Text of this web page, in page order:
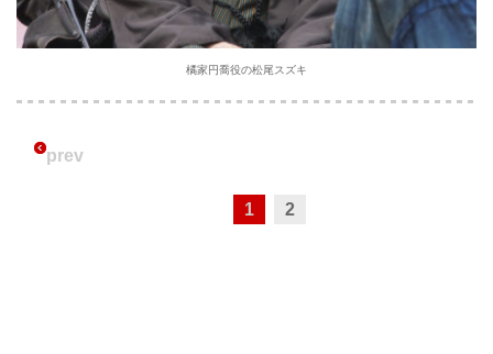
橘家円喬役の松尾スズキ
prev
1 2